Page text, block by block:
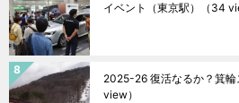
イベント（東京駅）
（34
2025-26 復活なるか？箕
view）